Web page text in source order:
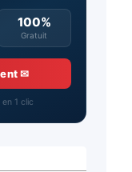
100%
Gratuit
✉
en 1 clic